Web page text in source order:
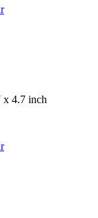
x 4.7 inch